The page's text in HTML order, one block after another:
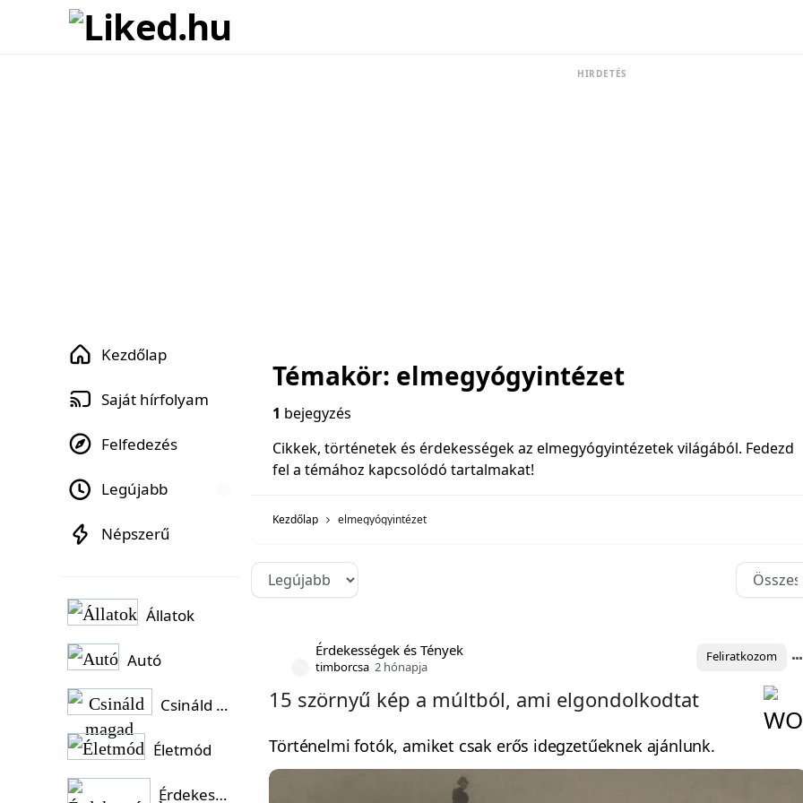
HIRDETÉS
Témakör: elmegyógyintézet
1 bejegyzés
Cikkek, történetek és érdekességek az elmegyógyintézetek világából. Fedezd
fel a témához kapcsolódó tartalmakat!
Kezdőlap elmegyógyintézet
Érdekességek és Tények
timborcsa 2 hónapja
Feliratkozom
15 szörnyű kép a múltból, ami elgondolkodtat
Történelmi fotók, amiket csak erős idegzetűeknek ajánlunk.
Kezdőlap
Saját hírfolyam
Felfedezés
Legújabb
Népszerű
Állatok
Autó
Csináld magad
Életmód
Érdekességek